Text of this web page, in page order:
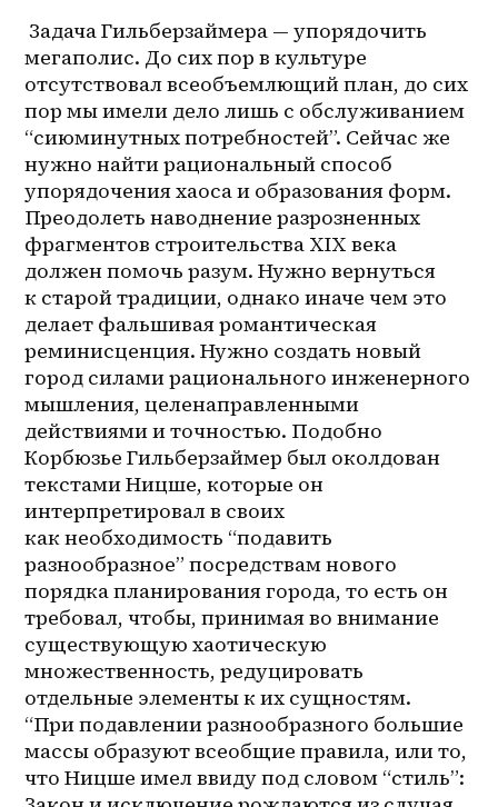
Задача Гильберзаймера — упорядочить
мегаполис. До сих пор в культуре
отсутствовал всеобъемлющий план, до сих
пор мы имели дело лишь с обслуживанием
“сиюминутных потребностей”. Сейчас же
нужно найти рациональный способ
упорядочения хаоса и образования форм.
Преодолеть наводнение разрозненных
фрагментов строительства XIX века
должен помочь разум. Нужно вернуться
к старой традиции, однако иначе чем это
делает фальшивая романтическая
реминисценция. Нужно создать новый
город силами рационального инженерного
мышления, целенаправленными
действиями и точностью. Подобно
Корбюзье Гильберзаймер был околдован
текстами Ницше, которые он
интерпретировал в своих
как необходимость “подавить
разнообразное” посредствам нового
порядка планирования города, то есть он
требовал, чтобы, принимая во внимание
существующую хаотическую
множественность, редуцировать
отдельные элементы к их сущностям.
“При подавлении разнообразного большие
массы образуют всеобщие правила, или то,
что Ницше имел ввиду под словом “стиль”: